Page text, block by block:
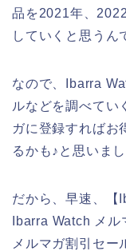
品を2021年、
していくと思うん
なので、Ibarra
ルなどを調べてい
ガに登録すればお
るかも♪と思いまし
だから、早速、【
Ibarra Watch メ
メルマガ割引セー